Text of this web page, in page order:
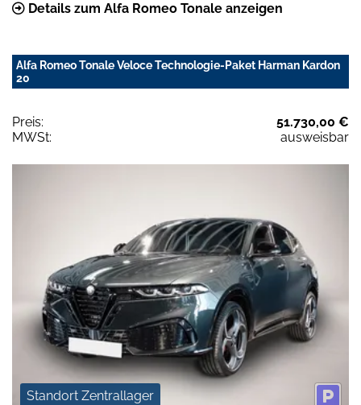
Details zum Alfa Romeo Tonale anzeigen
Alfa Romeo Tonale Veloce Technologie-Paket Harman Kardon
20
Preis:
51.730,00 €
MWSt:
ausweisbar
Standort Zentrallager